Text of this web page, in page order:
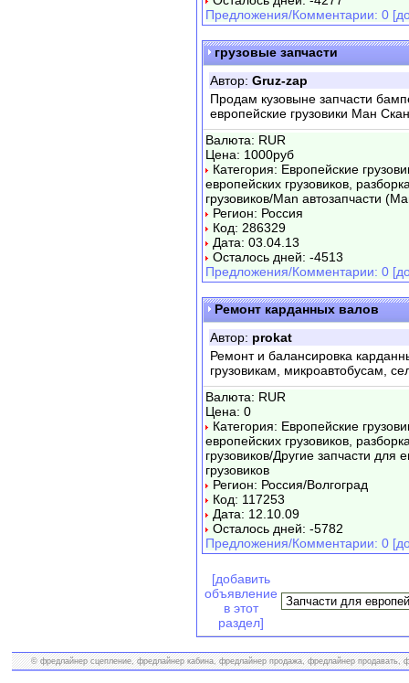
Предложения/Комментарии: 0
грузовые запчасти
Автор: Gruz-zap
Продам кузовыне запчасти
европейские грузовики Ман
Валюта: RUR
Цена: 1000руб
Категория: Европейские
европейских грузовиков,
грузовиков/Man автозапчасти
Регион: Россия
Код: 286329
Дата: 03.04.13
Осталось дней: -4513
Предложения/Комментарии: 0
Ремонт карданных валов
Автор: prokat
Ремонт и балансировка
грузовикам, микроавтобусам,
Валюта: RUR
Цена: 0
Категория: Европейские
европейских грузовиков,
грузовиков/Другие запчасти для
грузовиков
Регион: Россия/Волгоград
Код: 117253
Дата: 12.10.09
Осталось дней: -5782
Предложения/Комментарии: 0
[добавить
объявление
в этот
раздел]
© фредлайнер сцепление, фредлайнер кабина, фредлайнер продажа, фредлайнер